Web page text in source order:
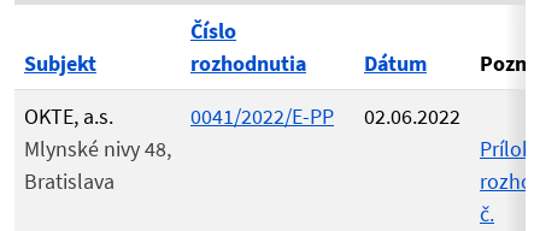
Subjekt
Číslo
rozhodnutia
Dátum
OKTE, a.s.
Mlynské nivy 48,
Bratislava
0041/2022/E-PP
02.06.2022
č.